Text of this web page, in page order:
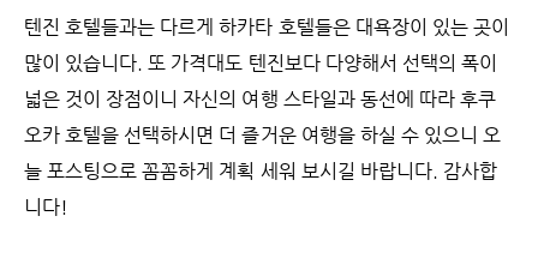
텐진 호텔들과는 다르게 하카타 호텔들은 대욕장이 있는 곳이
많이 있습니다. 또 가격대도 텐진보다 다양해서 선택의 폭이
넓은 것이 장점이니 자신의 여행 스타일과 동선에 따라 후쿠
오카 호텔을 선택하시면 더 즐거운 여행을 하실 수 있으니 오
늘 포스팅으로 꼼꼼하게 계획 세워 보시길 바랍니다. 감사합
니다!